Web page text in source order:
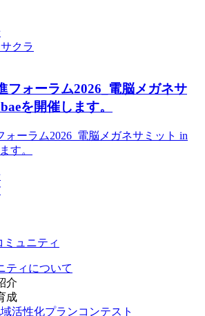
クラ
フォーラム2026_電脳メガネサ
を開催します。
ォーラム2026_電脳メガネサミット in
す。
ティについて
介
成
活性化プランコンテスト